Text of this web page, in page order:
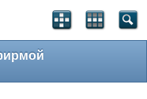
без рекламы